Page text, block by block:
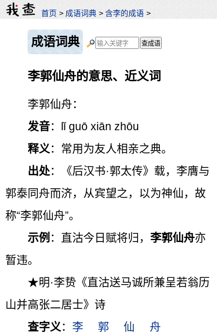
首页 > 成语词典 >含李的成语 >
成语词典
李郭仙舟的意思、近义词
李郭仙舟：
发音：lǐ guō xiān zhōu
释义 ：常用为友人相亲之典。
出处：《后汉书·郭太传》载，李膺与
郭泰同舟而济，从宾望之，以为神仙，故
称“李郭仙舟”。
示例 ：直沽今日赋将归，李郭仙舟亦
暂违。
★明·李贽《直沽送马诚所兼呈若翁历
山并高张二居士》诗
查字义 ： 李 郭 仙
舟